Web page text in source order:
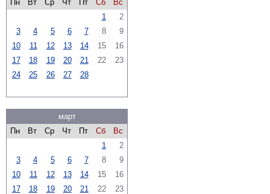
Пн Вт Ср Чт Пт Сб
Вс
1
2
3
4 5 6 7 8
9
10
11 12 13 14 15
16
17
18 19 20 21 22
23
24
25 26 27 28
март
Пн
Вт Ср Чт Пт Сб
Вс
1
2
3
4 5 6 7 8
9
10
11 12 13 14 15
16
17
18 19 20 21 22
23